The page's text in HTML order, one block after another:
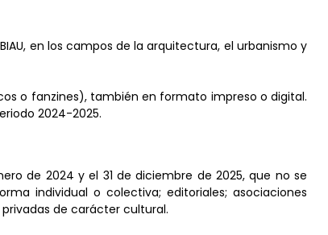
en los campos de la arquitectura, el urbanismo y
o fanzines), también en formato impreso o digital.
2024-2025.
de 2024 y el 31 de diciembre de 2025, que no se
individual o colectiva; editoriales; asociaciones
de carácter cultural.